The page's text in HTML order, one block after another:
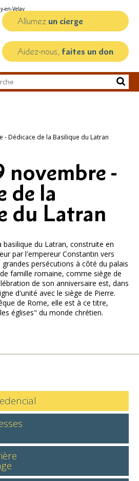
Allumez un cierge
Aidez-nous, faites un don
- Dédicace de la Basilique du Latran
novembre -
de la
du Latran
basilique du Latran, construite en
par l'empereur Constantin vers
persécutions à côté du palais
famille romaine, comme siège de
de son anniversaire est, dans
d'unité avec le siège de Pierre.
de Rome, elle est à ce titre,
églises" du monde chrétien.